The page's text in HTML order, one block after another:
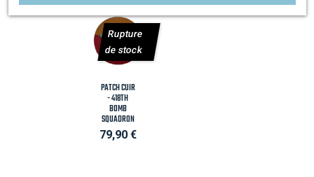
PATCH CUIR
- 418TH
BOMB
SQUADRON
Prix
79,90 €
Rupture
de stock